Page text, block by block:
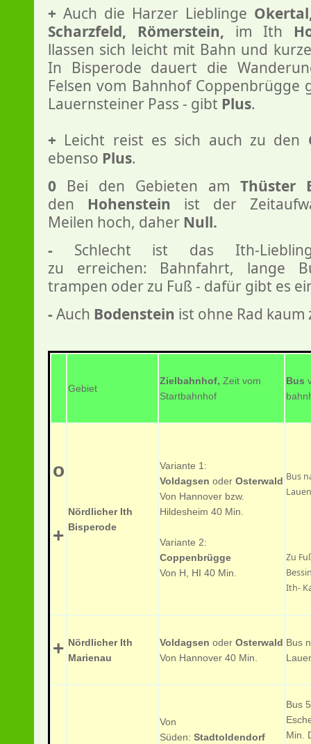
+ Auch die Harzer Lieblinge
Scharzfeld, Römerstein, im Ith
llassen sich leicht mit Bahn und
In Bisperode dauert die
Felsen vom Bahnhof Coppenbrügge
Lauernsteiner Pass - gibt Plus.
+ Leicht reist es sich auch zu den
ebenso Plus.
0 Bei den Gebieten amThüster
den Hohenstein ist der
Meilen hoch, daher Null.
-
Schlecht ist das Ith-
zu erreichen: Bahnfahrt, lange
trampen oder zu Fuß - dafür gibt es
- Auch Bodenstein ist ohne Rad
Gebiet
Zielbahnhof, Zeit vom
Startbahnhof
Bus
o
+
Nördlicher Ith
Bisperode
Variante 1:
Voldagsen oder Osterwald
Von Hannover bzw.
Hildesheim 40 Min.
Variante 2:
Coppenbrügge
Von H, HI 40 Min.
Bus
Zu
Ith-
+ Nördlicher Ith
Marienau
Voldagsen oder Osterwald
Von Hannover 40 Min.
Bus
Von
Süden: Stadtoldendorf
Bus
Min.